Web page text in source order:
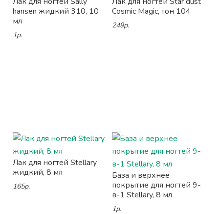
hansen жидкий 310, 10
мл
1р.
Cosmic Magic, тон 104
249р.
Лак для ногтей Stellary
жидкий, 8 мл
165р.
База и верхнее
покрытие для ногтей 9-
в-1 Stellary, 8 мл
1р.